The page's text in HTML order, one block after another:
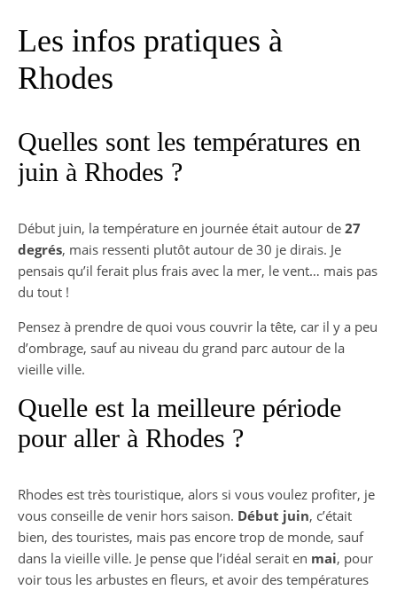
Les infos pratiques à
Rhodes
Quelles sont les températures en
juin à Rhodes ?
Début juin, la température en journée était autour de 27
degrés, mais ressenti plutôt autour de 30 je dirais. Je
pensais qu’il ferait plus frais avec la mer, le vent… mais pas
du tout !
Pensez à prendre de quoi vous couvrir la tête, car il y a peu
d’ombrage, sauf au niveau du grand parc autour de la
vieille ville.
Quelle est la meilleure période
pour aller à Rhodes ?
Rhodes est très touristique, alors si vous voulez profiter, je
vous conseille de venir hors saison. Début juin, c’était
bien, des touristes, mais pas encore trop de monde, sauf
dans la vieille ville. Je pense que l’idéal serait en mai, pour
voir tous les arbustes en fleurs, et avoir des températures